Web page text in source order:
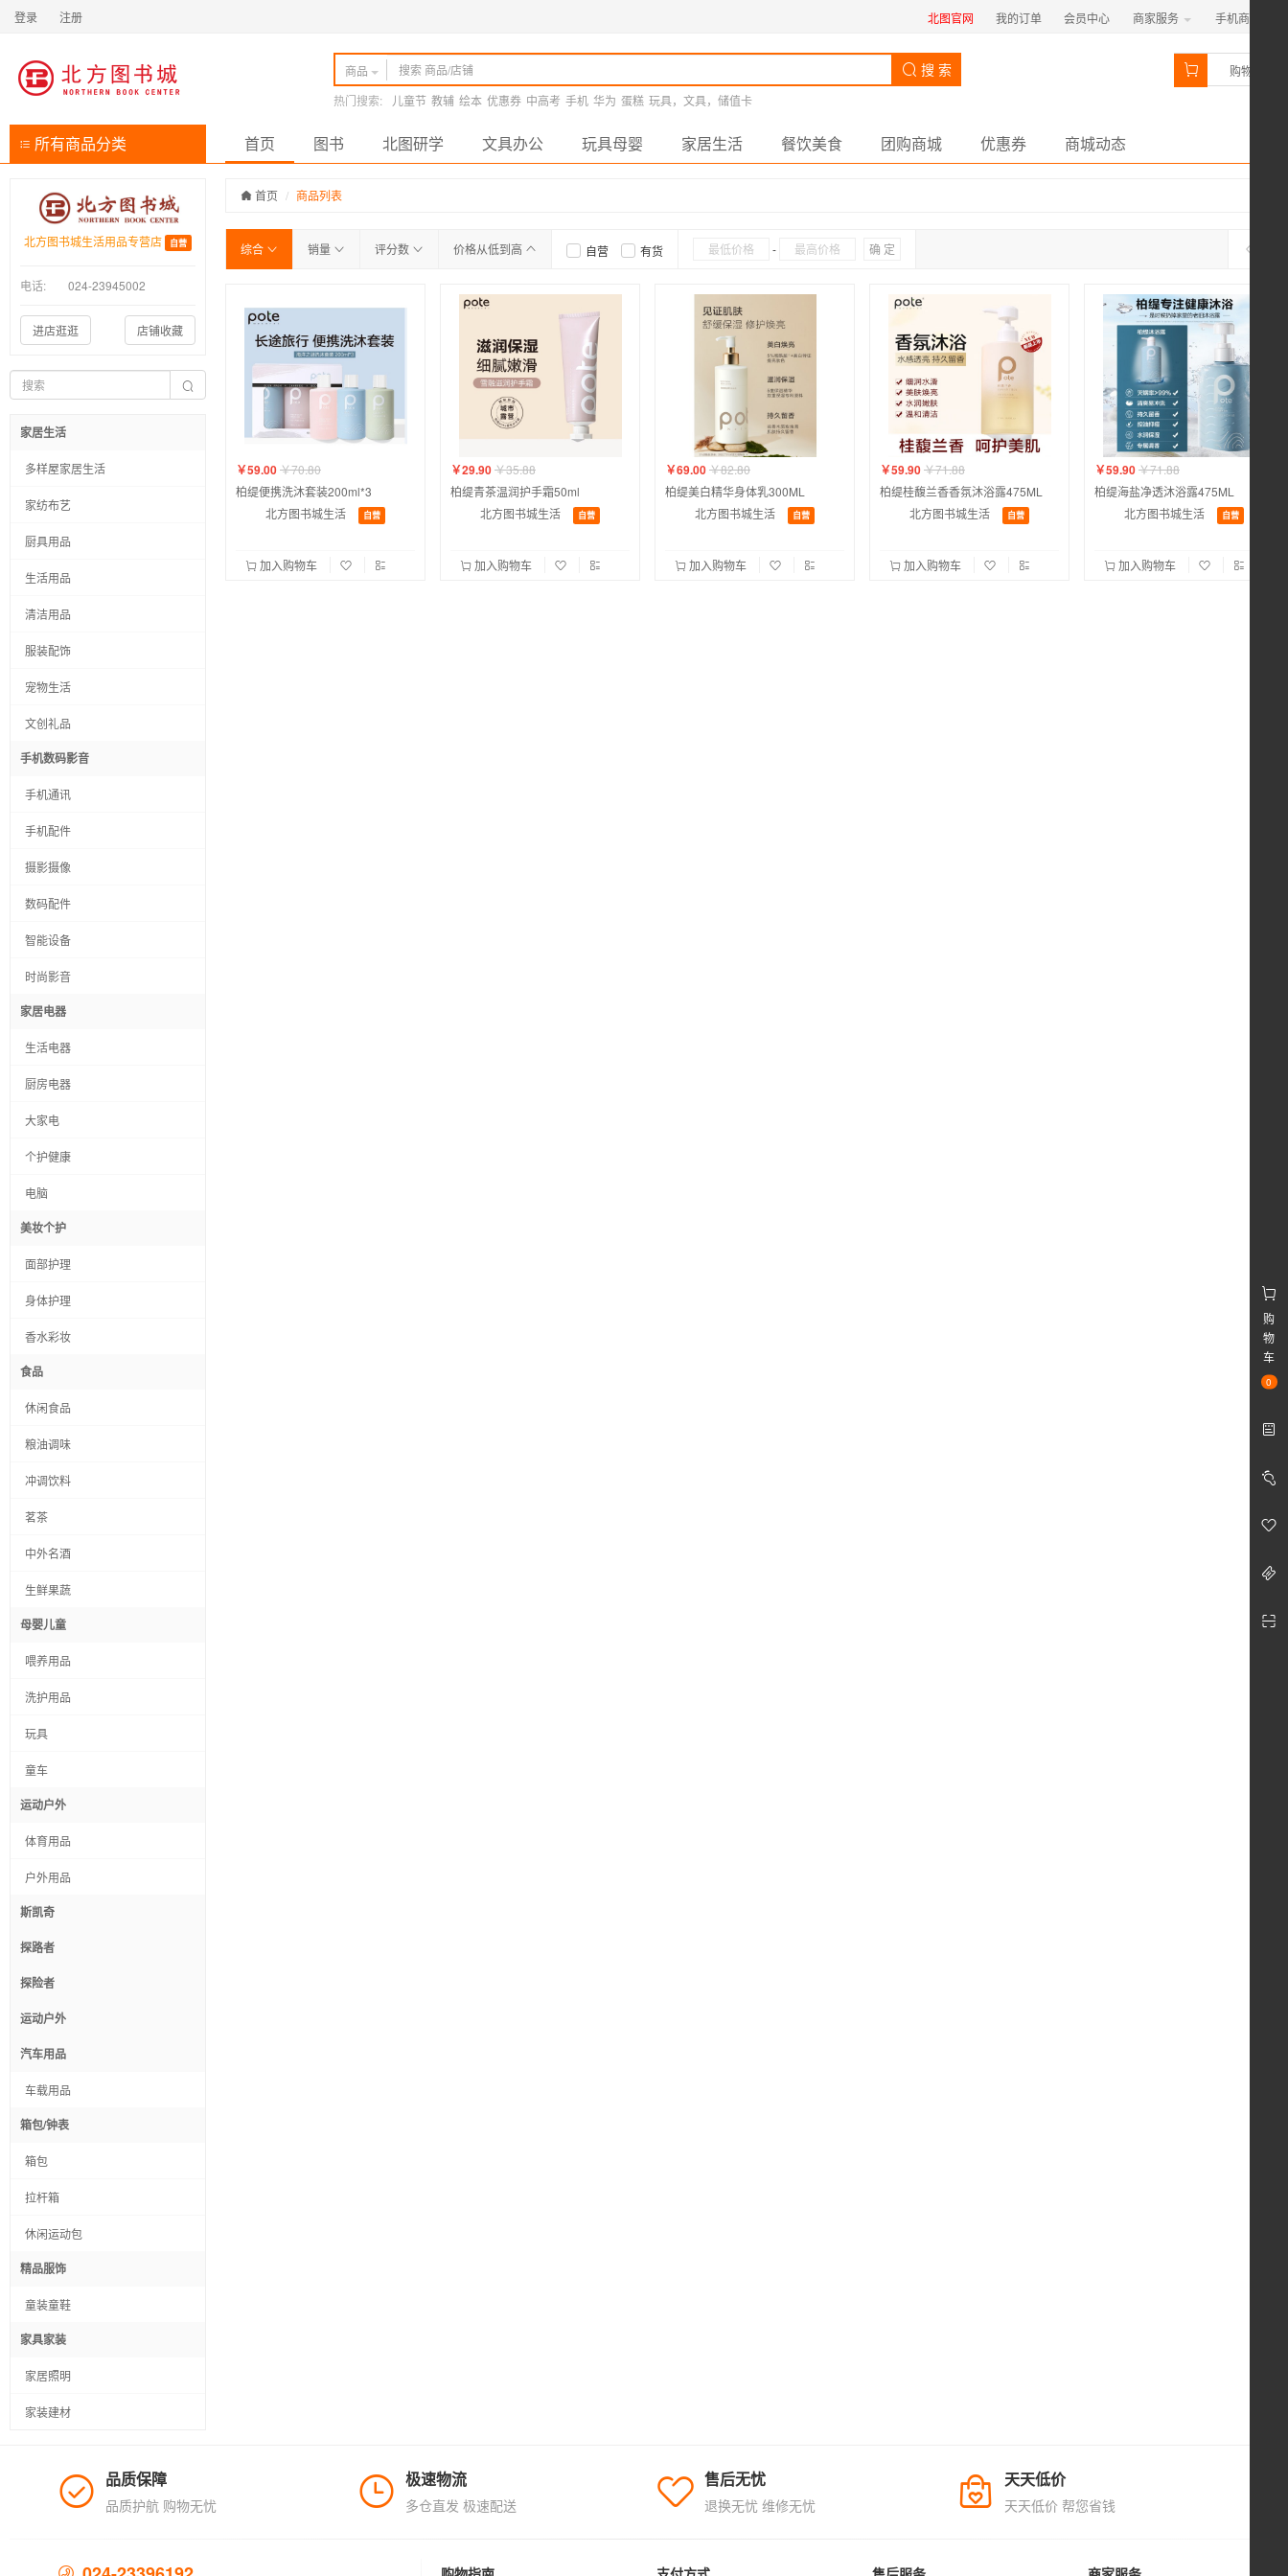
登录 注册 北图官网 我的订单 会员中心 商家服务 手机商城
商品 搜 索
热门搜索: 儿童节 教辅 绘本 优惠券 中高考 手机 华为 蛋糕 玩具，文具，储值卡
购物车
所有商品分类 首页 图书 北图研学 文具办公 玩具母婴 家居生活 餐饮美食 团购商城 优惠券 商城动态
购
物
车
0
北方图书城生活用品专营店 自营
电话: 024-23945002
进店逛逛 店铺收藏
家居生活
多样屋家居生活
家纺布艺
厨具用品
生活用品
清洁用品
服装配饰
宠物生活
文创礼品
手机数码影音
手机通讯
手机配件
摄影摄像
数码配件
智能设备
时尚影音
家居电器
生活电器
厨房电器
大家电
个护健康
电脑
美妆个护
面部护理
身体护理
香水彩妆
食品
休闲食品
粮油调味
冲调饮料
茗茶
中外名酒
生鲜果蔬
母婴儿童
喂养用品
洗护用品
玩具
童车
运动户外
体育用品
户外用品
斯凯奇
探路者
探险者
运动户外
汽车用品
车载用品
箱包/钟表
箱包
拉杆箱
休闲运动包
精品服饰
童装童鞋
家具家装
家居照明
家装建材
首页 商品列表
综合 销量 评分数 价格从低到高 自营 有货 - 确 定
￥59.00￥70.80
柏缇便携洗沐套装200ml*3
北方图书城生活
自营
加入购物车
￥29.90￥35.88
柏缇青茶温润护手霜50ml
北方图书城生活
自营
加入购物车
￥69.00￥82.80
柏缇美白精华身体乳300ML
北方图书城生活
自营
加入购物车
￥59.90￥71.88
柏缇桂馥兰香香氛沐浴露475ML
北方图书城生活
自营
加入购物车
￥59.90￥71.88
柏缇海盐净透沐浴露475ML
北方图书城生活
自营
加入购物车
品质保障
品质护航 购物无忧
极速物流
多仓直发 极速配送
售后无忧
退换无忧 维修无忧
天天低价
天天低价 帮您省钱